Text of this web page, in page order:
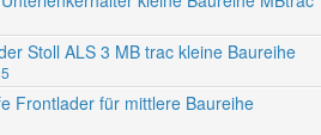
Stoll ALS 3 MB trac kleine Baureihe
Frontlader für mittlere Baureihe